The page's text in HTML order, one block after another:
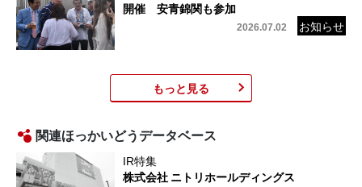
開催 安青錦関も参加
2026.07.02
もっと見る
関連ほっかいどうデータベース
IR特集
株式会社 ニトリホールディングス